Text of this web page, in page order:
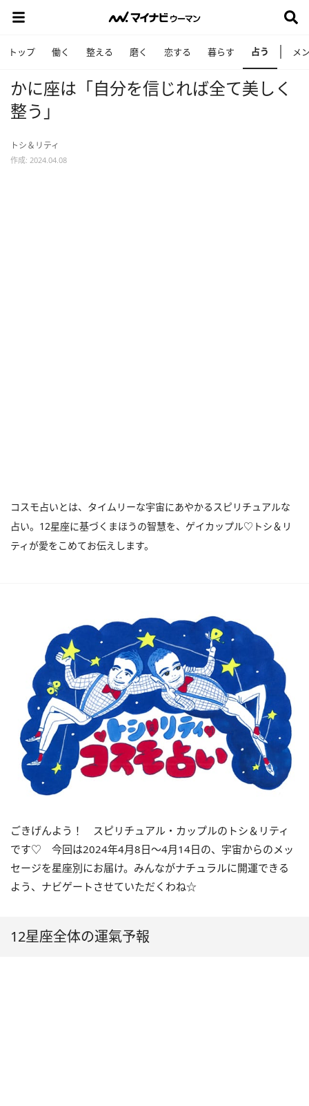
トップ 働く 整える 磨く 恋する 暮らす 占う メ
かに座は「自分を信じれば全て美しく
整う」
トシ＆リティ
作成: 2024.04.08
コスモ占いとは、タイムリーな宇宙にあやかるスピリチュアルな
占い。12星座に基づくまほうの智慧を、ゲイカップル♡トシ＆リ
ティが愛をこめてお伝えします。
ごきげんよう！ スピリチュアル・カップルのトシ＆リティ
です♡ 今回は2024年4月8日〜4月14日の、宇宙からのメッ
セージを星座別にお届け。みんながナチュラルに開運できる
よう、ナビゲートさせていただくわね☆
12星座全体の運氣予報